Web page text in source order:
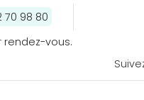
70 98 80
rendez-vous.